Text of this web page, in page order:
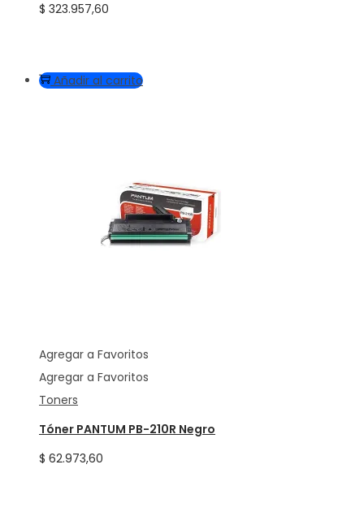
$ 323.957,60
Añadir al carrito
Agregar a Favoritos
Agregar a Favoritos
Toners
Tóner PANTUM PB-210R Negro
$ 62.973,60